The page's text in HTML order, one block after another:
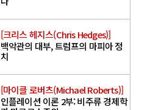
[크리스 헤지스(Chris Hedges)]
백악관의 대부, 트럼프의 마피아 정
치
[마이클 로버츠(Michael Roberts)]
인플레이션 이론 2부: 비주류 경제학